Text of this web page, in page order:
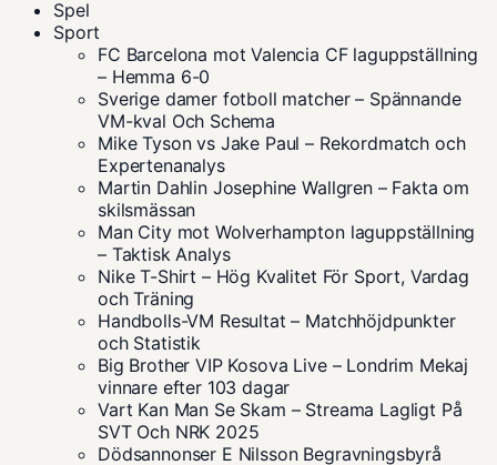
Spel
Sport
FC Barcelona mot Valencia CF laguppställning
– Hemma 6-0
Sverige damer fotboll matcher – Spännande
VM-kval Och Schema
Mike Tyson vs Jake Paul – Rekordmatch och
Expertenanalys
Martin Dahlin Josephine Wallgren – Fakta om
skilsmässan
Man City mot Wolverhampton laguppställning
– Taktisk Analys
Nike T-Shirt – Hög Kvalitet För Sport, Vardag
och Träning
Handbolls-VM Resultat – Matchhöjdpunkter
och Statistik
Big Brother VIP Kosova Live – Londrim Mekaj
vinnare efter 103 dagar
Vart Kan Man Se Skam – Streama Lagligt På
SVT Och NRK 2025
Dödsannonser E Nilsson Begravningsbyrå